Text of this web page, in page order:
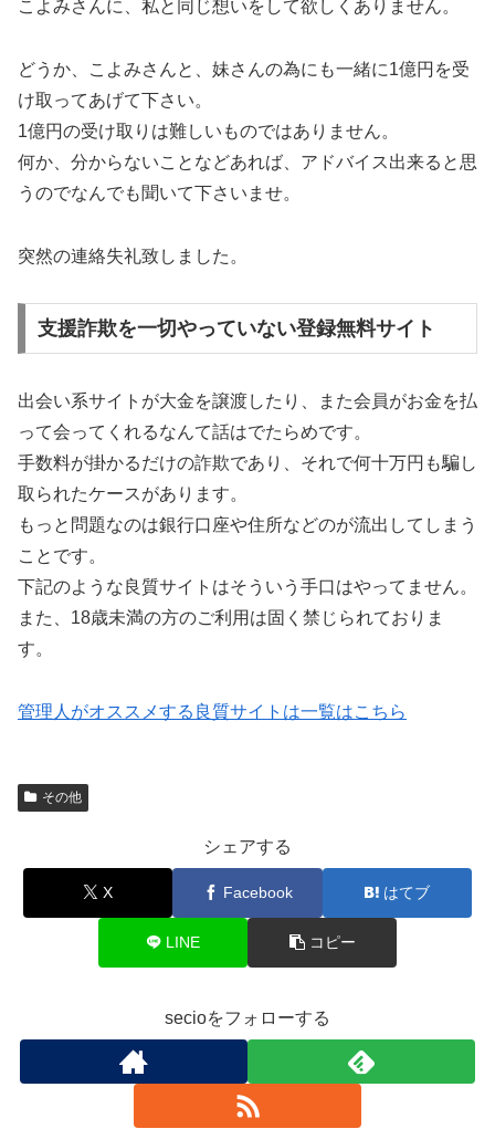
こよみさんに、私と同じ想いをして欲しくありません。
どうか、こよみさんと、妹さんの為にも一緒に1億円を受
け取ってあげて下さい。
1億円の受け取りは難しいものではありません。
何か、分からないことなどあれば、アドバイス出来ると思
うのでなんでも聞いて下さいませ。
突然の連絡失礼致しました。
支援詐欺を一切やっていない登録無料サイト
出会い系サイトが大金を譲渡したり、また会員がお金を払
って会ってくれるなんて話はでたらめです。
手数料が掛かるだけの詐欺であり、それで何十万円も騙し
取られたケースがあります。
もっと問題なのは銀行口座や住所などのが流出してしまう
ことです。
下記のような良質サイトはそういう手口はやってません。
また、18歳未満の方のご利用は固く禁じられておりま
す。
管理人がオススメする良質サイトは一覧はこちら
その他
シェアする
X Facebook はてブ
LINE コピー
secioをフォローする